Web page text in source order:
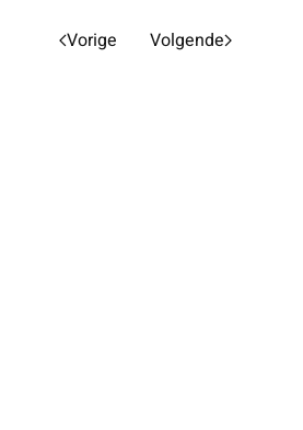
Vorige Volgende